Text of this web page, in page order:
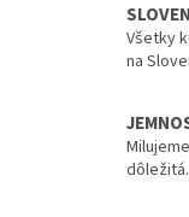
Všetky
na
dôležitá.